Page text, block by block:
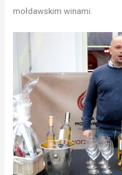
mołdawskim winami.